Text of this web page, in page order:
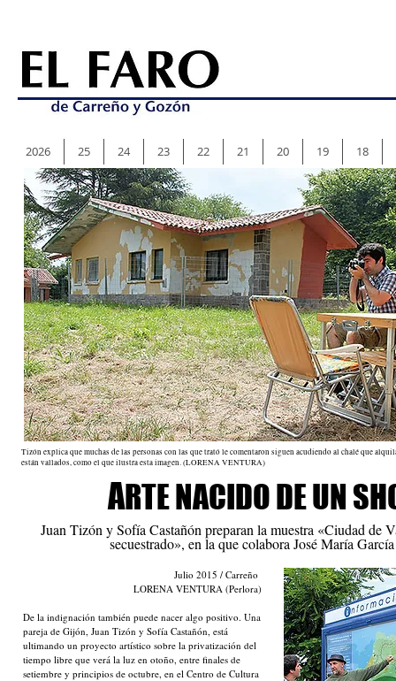
Tizón explica que muchas de las personas con las que trató le comentaron siguen acudiendo al chalé que
están vallados, como el que ilustra esta imagen. (LORENA VENTURA)
ARTE NACIDO DE UN
Juan Tizón y Sofía Castañón preparan la muestra «Ciudad de
secuestrado», en la que colabora José María
Julio 2015 / Carreño
LORENA VENTURA (Perlora)
De la indignación también puede nacer algo positivo. Una
pareja de Gijón, Juan Tizón y Sofía Castañón, está
ultimando un proyecto artístico sobre la privatización del
tiempo libre que verá la luz en otoño, entre finales de
setiembre y principios de octubre, en el Centro de Cultura
2026 25 24 23 22 21 20 19 18